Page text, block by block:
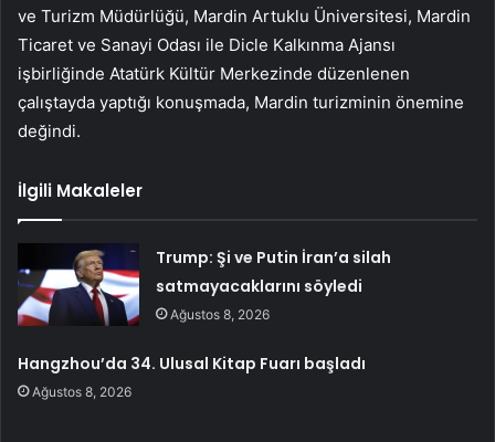
ve Turizm Müdürlüğü, Mardin Artuklu Üniversitesi, Mardin
Ticaret ve Sanayi Odası ile Dicle Kalkınma Ajansı
işbirliğinde Atatürk Kültür Merkezinde düzenlenen
çalıştayda yaptığı konuşmada, Mardin turizminin önemine
değindi.
İlgili Makaleler
Trump: Şi ve Putin İran’a silah
satmayacaklarını söyledi
Ağustos 8, 2026
Hangzhou’da 34. Ulusal Kitap Fuarı başladı
Ağustos 8, 2026